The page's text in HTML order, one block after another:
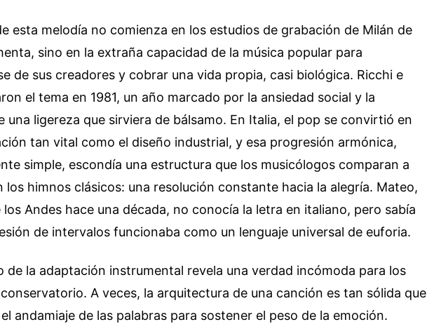
esta melodía no comienza en los estudios de grabación de Milán de
sino en la extraña capacidad de la música popular para
de sus creadores y cobrar una vida propia, casi biológica. Ricchi e
el tema en 1981, un año marcado por la ansiedad social y la
una ligereza que sirviera de bálsamo. En Italia, el pop se convirtió en
tan vital como el diseño industrial, y esa progresión armónica,
simple, escondía una estructura que los musicólogos comparan a
los himnos clásicos: una resolución constante hacia la alegría. Mateo,
los Andes hace una década, no conocía la letra en italiano, pero sabía
de intervalos funcionaba como un lenguaje universal de euforia.
de la adaptación instrumental revela una verdad incómoda para los
A veces, la arquitectura de una canción es tan sólida que
andamiaje de las palabras para sostener el peso de la emoción.